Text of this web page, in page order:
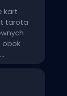
kart
tarota
obok